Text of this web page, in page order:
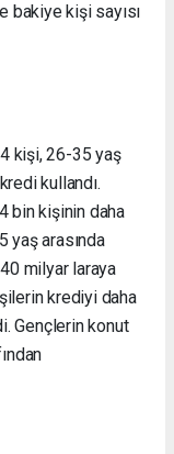
bakiye kişi sayısı
kişi, 26-35 yaş
kullandı.
bin kişinin daha
yaş arasında
milyar laraya
krediyi daha
Gençlerin konut